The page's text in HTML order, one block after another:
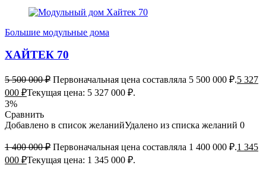
Большие модульные дома
ХАЙТЕК 70
5 500 000₽ Первоначальная цена составляла 5 500 000 ₽.5 327
000 ₽Текущая цена: 5 327 000 ₽.
3%
Сравнить
Добавлено в список желанийУдалено из списка желаний 0
1 400 000₽ Первоначальная цена составляла 1 400 000 ₽.1 345
000 ₽Текущая цена: 1 345 000 ₽.